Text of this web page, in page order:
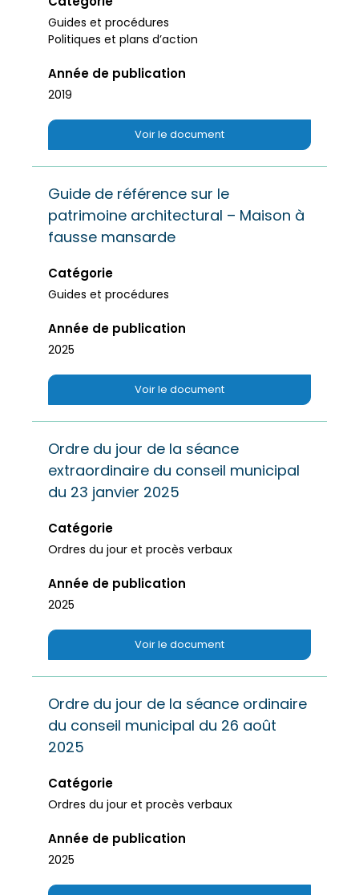
Guides et procédures
Politiques et plans d’action
Année de publication
2019
Voir le document
Guide de référence sur le
patrimoine architectural – Maison à
fausse mansarde
Catégorie
Guides et procédures
Année de publication
2025
Voir le document
Ordre du jour de la séance
extraordinaire du conseil municipal
du 23 janvier 2025
Catégorie
Ordres du jour et procès verbaux
Année de publication
2025
Voir le document
Ordre du jour de la séance ordinaire
du conseil municipal du 26 août
2025
Catégorie
Ordres du jour et procès verbaux
Année de publication
2025